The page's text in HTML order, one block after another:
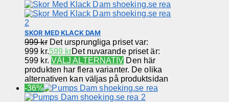
SKOR MED KLACK DAM
999kr Det ursprungliga priset var:
999 kr.599 krDet nuvarande priset är:
599 kr. VÄLJ ALTERNATIV Den här
produkten har flera varianter. De olika
alternativen kan väljas på produktsidan
-36%